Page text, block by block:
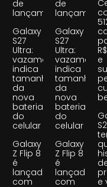
de
lançamento
Galaxy
S27
Ultra:
vazamento
indica
tamanho
da
nova
bateria
do
celular
Galaxy
Z Flip 8
é
lançado
com
de
lançamento
Galaxy
S27
Ultra:
vazamento
indica
tamanho
da
nova
bateria
do
celular
Galaxy
Z Flip 8
é
lançado
com
e
e